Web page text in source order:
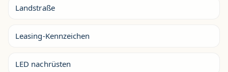
Landstraße
Leasing-Kennzeichen
LED nachrüsten